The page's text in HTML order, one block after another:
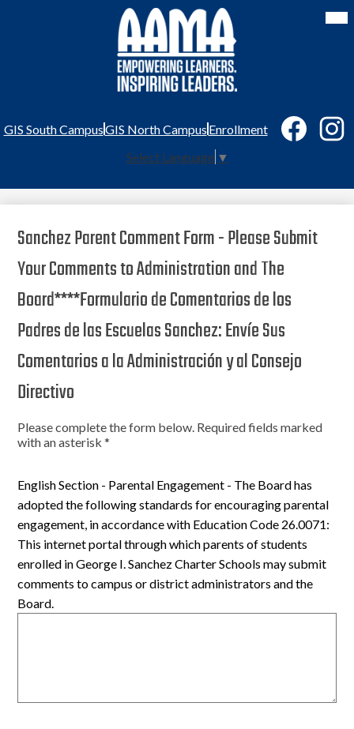
Skip
to
content
George
I.
Sanchez
Header
GIS South CampusGIS North Campus Enrollment
Social
Media
Select Language ▼
Sanchez Parent Comment Form - Please Submit
Your Comments to Administration and The
Board****Formulario de Comentarios de los
Padres de las Escuelas Sanchez: Envíe Sus
Comentarios a la Administración y al Consejo
Directivo
Please complete the form below. Required fields marked
with an asterisk *
English Section - Parental Engagement - The Board has
adopted the following standards for encouraging parental
engagement, in accordance with Education Code 26.0071:
This internet portal through which parents of students
enrolled in George I. Sanchez Charter Schools may submit
comments to campus or district administrators and the
Board.